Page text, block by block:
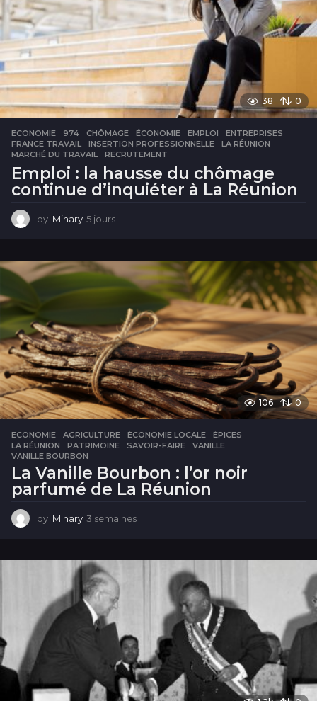
38 0
ECONOMIE 974 ,CHÔMAGE ,ÉCONOMIE ,EMPLOI ,ENTREPRISES
FRANCE TRAVAIL
,INSERTION PROFESSIONNELLE ,LA RÉUNION
MARCHÉ DU TRAVAIL
,RECRUTEMENT
Emploi : la hausse du chômage
continue d’inquiéter à La Réunion
by Mihary 5 jours
u
r
s
106 0
ECONOMIE AGRICULTURE ,ÉCONOMIE LOCALE ,ÉPICES
LA RÉUNION
,PATRIMOINE ,SAVOIR-FAIRE ,VANILLE
VANILLE BOURBON
La Vanille Bourbon : l’or noir
parfumé de La Réunion
by Mihary 3 semaines
m